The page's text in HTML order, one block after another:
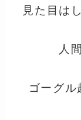
見た目は
人
ゴーグル